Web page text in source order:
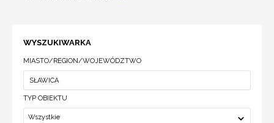
WYSZUKIWARKA
MIASTO/REGION/WOJEWÓDZTWO
TYP OBIEKTU
Wszystkie